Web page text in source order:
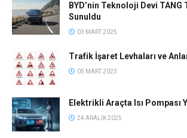
BYD’nin Teknoloji Devi TANG
Sunuldu
03 MART 2025
Trafik İşaret Levhaları ve
05 MART 2023
Elektrikli Araçta Isı Pompası
24 ARALIK 2025